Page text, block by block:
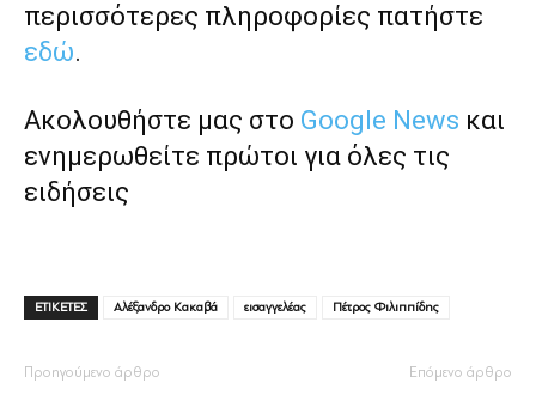
περισσότερες πληροφορίες πατήστε
εδώ.
Ακολουθήστε μας στο Google News και
ενημερωθείτε πρώτοι για όλες τις
ειδήσεις
ΕΤΙΚΕΤΕΣ Αλέξανδρο Κακαβά εισαγγελέας Πέτρος Φιλιππίδης
Προηγούμενο άρθρο Επόμενο άρθρο